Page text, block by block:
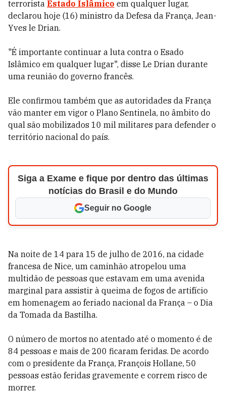
terrorista Estado Islâmico em qualquer lugar,
declarou hoje (16) ministro da Defesa da França, Jean-
Yves le Drian.
"É importante continuar a luta contra o Esado
Islâmico em qualquer lugar", disse Le Drian durante
uma reunião do governo francês.
Ele confirmou também que as autoridades da França
vão manter em vigor o Plano Sentinela, no âmbito do
qual são mobilizados 10 mil militares para defender o
território nacional do país.
Siga a Exame e fique por dentro das últimas
notícias do Brasil e do Mundo
Seguir no Google
Na noite de 14 para 15 de julho de 2016, na cidade
francesa de Nice, um caminhão atropelou uma
multidão de pessoas que estavam em uma avenida
marginal para assistir à queima de fogos de artifício
em homenagem ao feriado nacional da França – o Dia
da Tomada da Bastilha.
O número de mortos no atentado até o momento é de
84 pessoas e mais de 200 ficaram feridas. De acordo
com o presidente da França, François Hollane, 50
pessoas estão feridas gravemente e correm risco de
morrer.